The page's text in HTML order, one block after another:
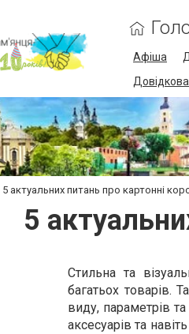
Афіша
Довідкова
5 актуальних питань про картонні
5
Стильна та
багатьох товарів.
виду, параметрів
аксесуарів та